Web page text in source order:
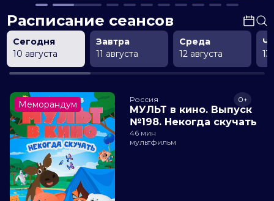
Расписание сеансов
Сегодня
10 августа
Завтра
11 августа
Среда
12 августа
13
Меморандум Россия
МУЛЬТ в кино. Выпуск
№198. Некогда скучать
0+
46 мин
мультфильм